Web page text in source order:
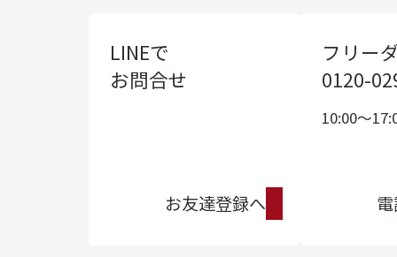
LINEで
お問合せ
お友達登録へ
フリー
0120-
10:00〜